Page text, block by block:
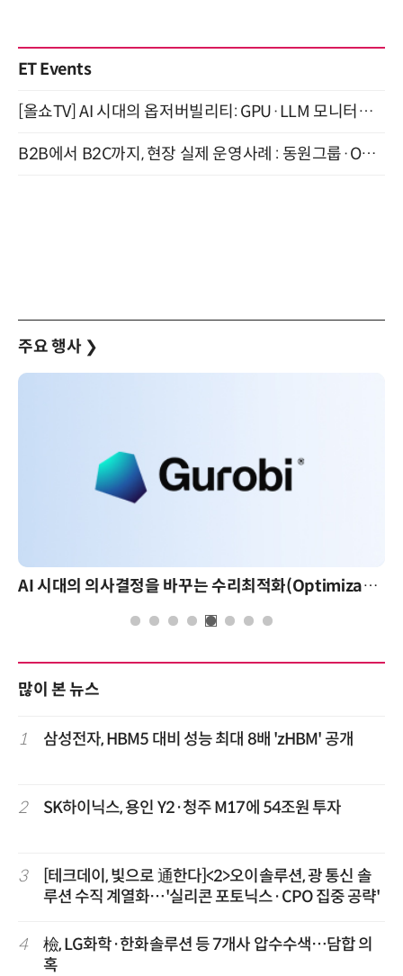
ET Events
[올쇼TV] AI 시대의 옵저버빌리티: GPU·LLM 모니터링부터 AI 기반 장애 대응까지 (8/11 생방송)
B2B에서 B2C까지, 현장 실제 운영사례 : 동원그룹·OCI·다이닝브랜즈그룹·당근 (8/27)
주요 행사 ❯
AI 시대의 의사결정을 바꾸는 수리최적화(Optimization): 실제 산업 적용 사례와 활용 전략
많이 본 뉴스
1 삼성전자, HBM5 대비 성능 최대 8배 'zHBM' 공개
2 SK하이닉스, 용인 Y2·청주 M17에 54조원 투자
3
[테크데이, 빛으로 通한다]<2>오이솔루션, 광 통신 솔
루션 수직 계열화…'실리콘 포토닉스·CPO 집중 공략'
4
檢, LG화학·한화솔루션 등 7개사 압수수색…담합 의
혹